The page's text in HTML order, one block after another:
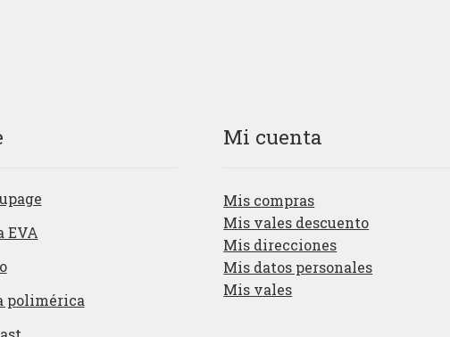
EVA
polimérica
Mi cuenta
Mis compras
Mis vales descuento
Mis direcciones
Mis datos personales
Mis vales